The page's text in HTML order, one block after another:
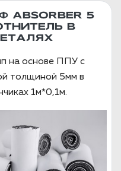
5
В
на основе ППУ с
толщиной 5мм в
1м*0,1м.